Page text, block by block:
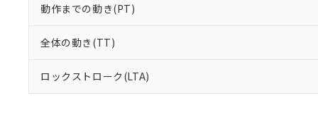
動作までの動き(PT)
全体の動き(TT)
ロックストローク(LTA)